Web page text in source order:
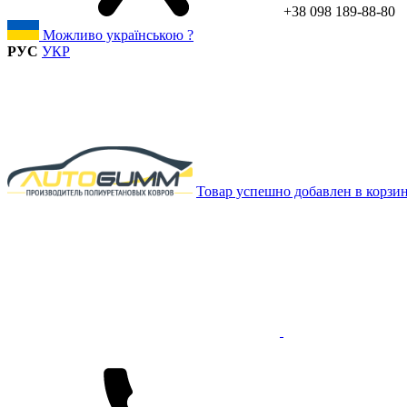
+38 098 189-88-80
Можливо українською ?
РУС УКР
Товар успешно добавлен в